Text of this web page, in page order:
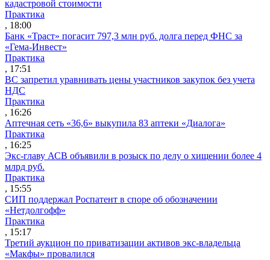
кадастровой стоимости
Практика
, 18:00
Банк «Траст» погасит 797,3 млн руб. долга перед ФНС за
«Гема-Инвест»
Практика
, 17:51
ВС запретил уравнивать цены участников закупок без учета
НДС
Практика
, 16:26
Аптечная сеть «36,6» выкупила 83 аптеки «Диалога»
Практика
, 16:25
Экс-главу АСВ объявили в розыск по делу о хищении более 4
млрд руб.
Практика
, 15:55
СИП поддержал Роспатент в споре об обозначении
«Нетдолгофф»
Практика
, 15:17
Третий аукцион по приватизации активов экс-владельца
«Макфы» провалился